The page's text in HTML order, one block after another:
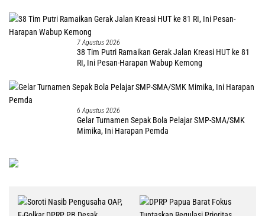
7 Agustus 2026
38 Tim Putri Ramaikan Gerak Jalan Kreasi HUT ke 81
RI, Ini Pesan-Harapan Wabup Kemong
6 Agustus 2026
Gelar Turnamen Sepak Bola Pelajar SMP-SMA/SMK
Mimika, Ini Harapan Pemda